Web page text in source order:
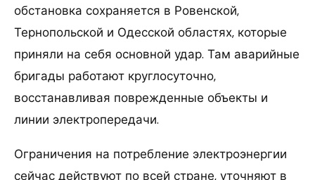
обстановка сохраняется в Ровенской,
Тернопольской и Одесской областях, которые
приняли на себя основной удар. Там аварийные
бригады работают круглосуточно,
восстанавливая поврежденные объекты и
линии электропередачи.
Ограничения на потребление электроэнергии
сейчас действуют по всей стране, уточняют в